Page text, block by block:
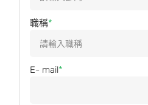
職稱
E- mail